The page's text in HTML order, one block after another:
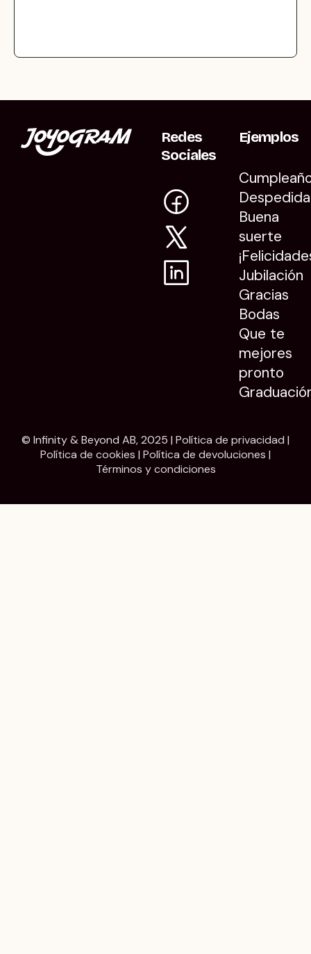
Redes
Sociales
Ejemplos
Despedida
Buena
suerte
Jubilación
Gracias
Bodas
Que te
mejores
pronto
© Infinity & Beyond AB, 2025 | Política de privacidad |
Política de cookies | Política de devoluciones |
Términos y condiciones